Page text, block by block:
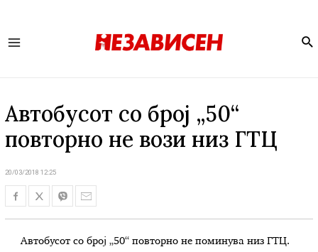
Автобусот со број „50“
повторно не вози низ ГТЦ
20/03/2018 12:25
Автобусот со број „50“ повторно не поминува низ ГТЦ.